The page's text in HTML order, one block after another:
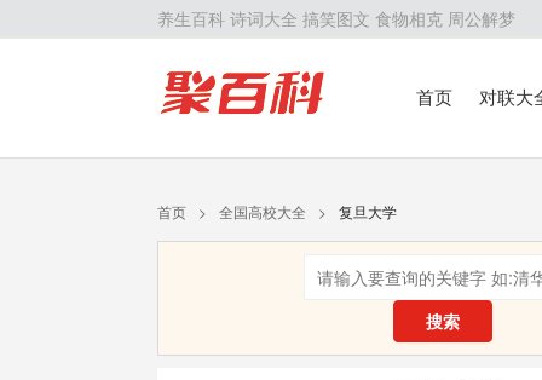
养生百科 诗词大全 搞笑图文 食物相克 周公解梦
首页
对联大
首页 > 全国高校大全 > 复旦大学
搜索